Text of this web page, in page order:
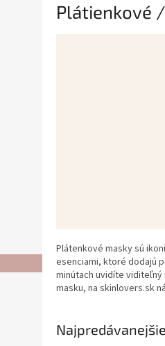
Plátienkové
Plátenkové masky sú
esenciami, ktoré dodajú
minútach uvidíte viditeľný
masku, na skinlovers.sk
Najpredávanejšie